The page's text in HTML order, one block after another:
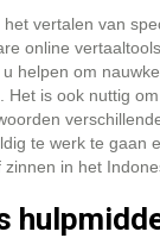
vertalen van
online
helpen om
Het is ook nuttig
te werk te gaan
in het